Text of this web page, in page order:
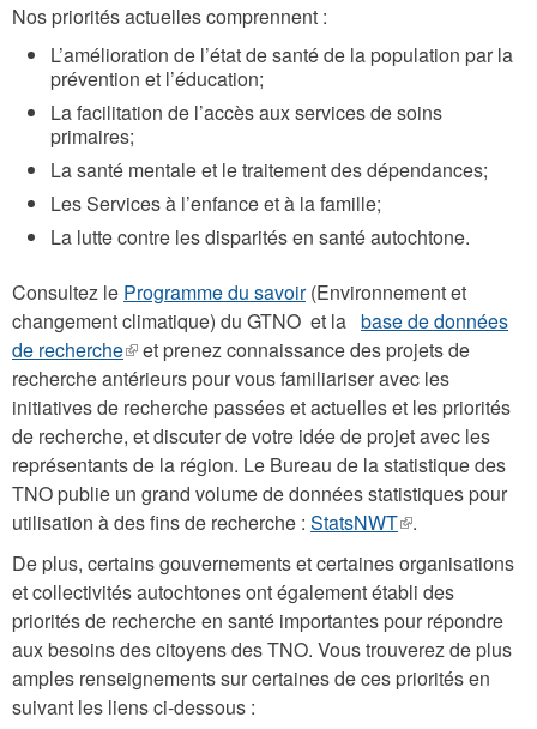
Nos priorités actuelles comprennent :
L’amélioration de l’état de santé de la population par la
prévention et l’éducation;
La facilitation de l’accès aux services de soins
primaires;
La santé mentale et le traitement des dépendances;
Les Services à l’enfance et à la famille;
La lutte contre les disparités en santé autochtone.
Consultez le Programme du savoir(Environnement et
changement climatique) du GTNO et la base de données
de recherche(le
lien
est
externe)
et prenez connaissance des projets de
recherche antérieurs pour vous familiariser avec les
initiatives de recherche passées et actuelles et les priorités
de recherche, et discuter de votre idée de projet avec les
représentants de la région. Le Bureau de la statistique des
TNO publie un grand volume de données statistiques pour
utilisation à des fins de recherche : StatsNWT(le
est
externe)
.
De plus, certains gouvernements et certaines organisations
et collectivités autochtones ont également établi des
priorités de recherche en santé importantes pour répondre
aux besoins des citoyens des TNO. Vous trouverez de plus
amples renseignements sur certaines de ces priorités en
suivant les liens ci-dessous :